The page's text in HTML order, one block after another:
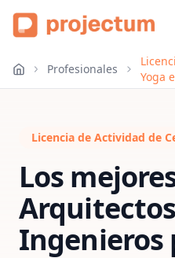
Profesionales
Yoga
Licencia de Actividad de
Los
Ingenieros